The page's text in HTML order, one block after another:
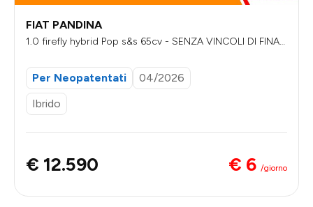
FIAT PANDINA
1.0 firefly hybrid Pop s&s 65cv - SENZA VINCOLI DI FINAN
Per Neopatentati
04/2026
Ibrido
€ 12.590 € 6 /giorno